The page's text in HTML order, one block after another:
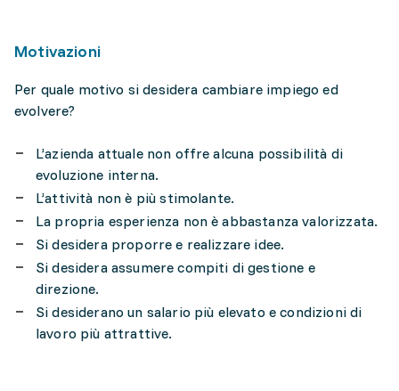
Motivazioni
Per quale motivo si desidera cambiare impiego ed
evolvere?
L’azienda attuale non offre alcuna possibilità di
evoluzione interna.
L’attività non è più stimolante.
La propria esperienza non è abbastanza valorizzata.
Si desidera proporre e realizzare idee.
Si desidera assumere compiti di gestione e
direzione.
Si desiderano un salario più elevato e condizioni di
lavoro più attrattive.